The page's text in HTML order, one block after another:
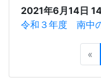
2021年6月14日
令和３年度 南中
«